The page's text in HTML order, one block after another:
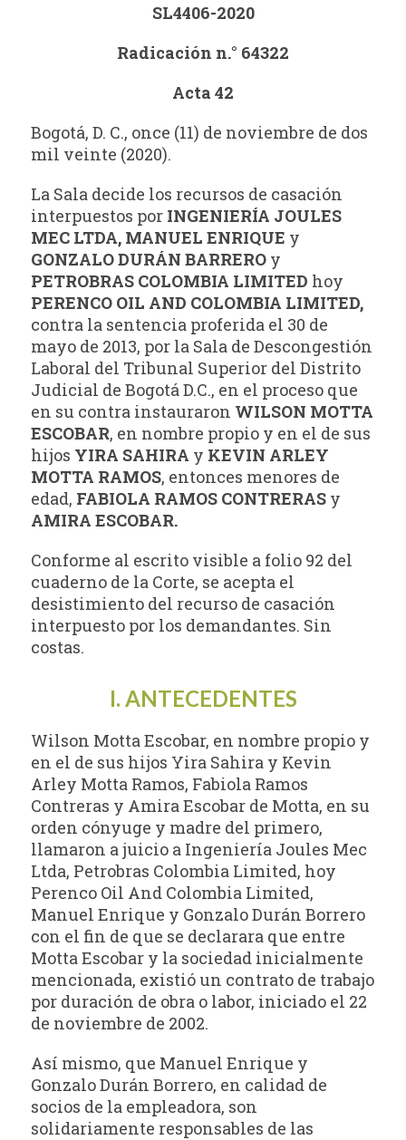
SL4406-2020
Radicación n.° 64322
Acta 42
Bogotá, D. C., once (11) de noviembre de dos
mil veinte (2020).
La Sala decide los recursos de casación
interpuestos por INGENIERÍA JOULES
MEC LTDA, MANUEL ENRIQUE y
GONZALO DURÁN BARRERO y
PETROBRAS COLOMBIA LIMITED hoy
PERENCO OIL AND COLOMBIA LIMITED,
contra la sentencia proferida el 30 de
mayo de 2013, por la Sala de Descongestión
Laboral del Tribunal Superior del Distrito
Judicial de Bogotá D.C., en el proceso que
en su contra instauraron WILSON MOTTA
ESCOBAR, en nombre propio y en el de sus
hijos YIRA SAHIRA y KEVIN ARLEY
MOTTA RAMOS, entonces menores de
edad, FABIOLA RAMOS CONTRERAS y
AMIRA ESCOBAR.
Conforme al escrito visible a folio 92 del
cuaderno de la Corte, se acepta el
desistimiento del recurso de casación
interpuesto por los demandantes. Sin
costas.
I. ANTECEDENTES
Wilson Motta Escobar, en nombre propio y
en el de sus hijos Yira Sahira y Kevin
Arley Motta Ramos, Fabiola Ramos
Contreras y Amira Escobar de Motta, en su
orden cónyuge y madre del primero,
llamaron a juicio a Ingeniería Joules Mec
Ltda, Petrobras Colombia Limited, hoy
Perenco Oil And Colombia Limited,
Manuel Enrique y Gonzalo Durán Borrero
con el fin de que se declarara que entre
Motta Escobar y la sociedad inicialmente
mencionada, existió un contrato de trabajo
por duración de obra o labor, iniciado el 22
de noviembre de 2002.
Así mismo, que Manuel Enrique y
Gonzalo Durán Borrero, en calidad de
socios de la empleadora, son
solidariamente responsables de las